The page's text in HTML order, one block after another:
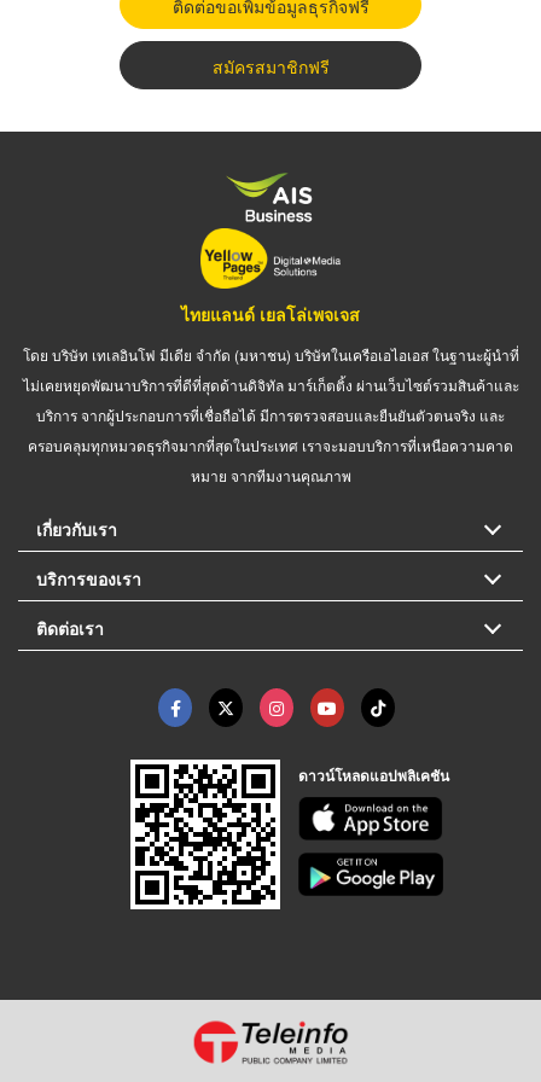
ติดต่อขอเพิ่มข้อมูลธุรกิจฟรี
สมัครสมาชิกฟรี
ไทยแลนด์ เยลโล่เพจเจส
โดย บริษัท เทเลอินโฟ มีเดีย จำกัด (มหาชน) บริษัทในเครือเอไอเอส ในฐานะผู้นำที่
ไม่เคยหยุดพัฒนาบริการที่ดีที่สุดด้านดิจิทัล มาร์เก็ตติ้ง ผ่านเว็บไซต์รวมสินค้าและ
บริการ จากผู้ประกอบการที่เชื่อถือได้ มีการตรวจสอบและยืนยันตัวตนจริง และ
ครอบคลุมทุกหมวดธุรกิจมากที่สุดในประเทศ เราจะมอบบริการที่เหนือความคาด
หมาย จากทีมงานคุณภาพ
เกี่ยวกับเรา
บริการของเรา
ติดต่อเรา
ดาวน์โหลดแอปพลิเคชัน